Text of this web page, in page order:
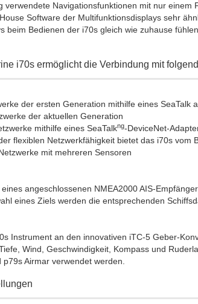
verwendete Navigationsfunktionen mit nur einem
Software der Multifunktionsdisplays sehr
beim Bedienen der i70s gleich wie zuhause fühlen.
i70s ermöglicht die Verbindung mit
der ersten Generation mithilfe eines SeaTalk
der aktuellen Generation
mithilfe eines SeaTalkng-DeviceNet-
flexiblen Netzwerkfähigkeit bietet das i70s vom
mit mehreren Sensoren
angeschlossenen NMEA2000 AIS-
eines Ziels werden die entsprechenden
Instrument an den innovativen iTC-5 Geber-
Wind, Geschwindigkeit, Kompass und
Airmar verwendet werden.